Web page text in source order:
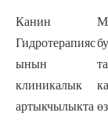
Канин
Гидротерапияс
ынын
клиникалык
артыкчылыкта